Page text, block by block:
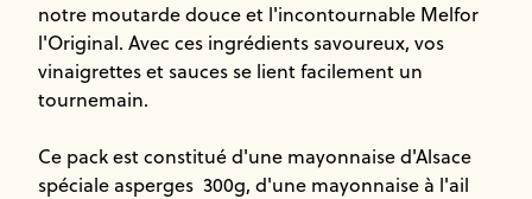
notre moutarde douce et l'incontournable Melfor
l'Original. Avec ces ingrédients savoureux, vos
vinaigrettes et sauces se lient facilement un
tournemain.
Ce pack est constitué d'une mayonnaise d'Alsace
spéciale asperges 300g, d'une mayonnaise à l'ail